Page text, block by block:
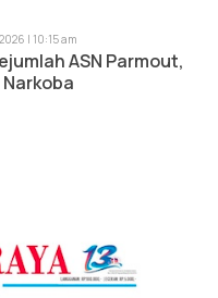
| 10:15 am
ASN Parmout,